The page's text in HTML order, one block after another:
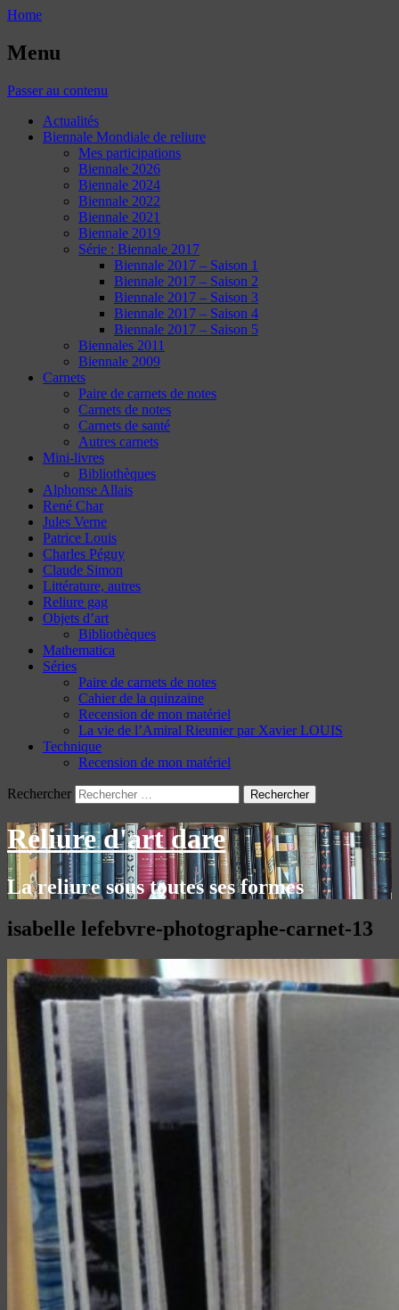
Home
Menu
Passer au contenu
Actualités
Biennale Mondiale de reliure
Mes participations
Biennale 2026
Biennale 2024
Biennale 2022
Biennale 2021
Biennale 2019
Série : Biennale 2017
Biennale 2017 – Saison 1
Biennale 2017 – Saison 2
Biennale 2017 – Saison 3
Biennale 2017 – Saison 4
Biennale 2017 – Saison 5
Biennales 2011
Biennale 2009
Carnets
Paire de carnets de notes
Carnets de notes
Carnets de santé
Autres carnets
Mini-livres
Bibliothèques
Alphonse Allais
René Char
Jules Verne
Patrice Louis
Charles Péguy
Claude Simon
Littérature, autres
Reliure gag
Objets d’art
Bibliothèques
Mathematica
Séries
Paire de carnets de notes
Cahier de la quinzaine
Recension de mon matériel
La vie de l’Amiral Rieunier par Xavier LOUIS
Technique
Recension de mon matériel
Rechercher
Reliure d'art dare
La reliure sous toutes ses formes
isabelle lefebvre-photographe-carnet-13